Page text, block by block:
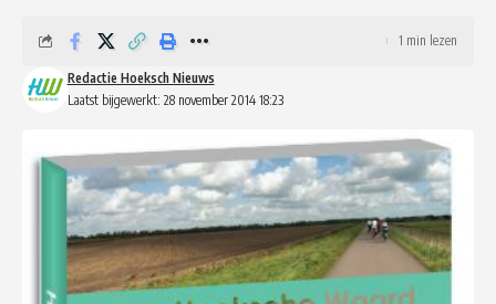
Laatst bijgewerkt: 28 november 2014 18:23
Redactie Hoeksch Nieuws
1 min lezen